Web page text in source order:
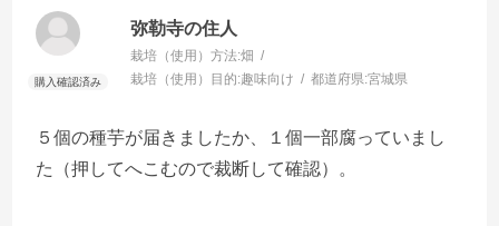
弥勒寺の住人
栽培（使用）方法:畑
栽培（使用）目的:趣味向け 都道府県:宮城県
５個の種芋が届きましたか、１個一部腐っていまし
た（押してへこむので裁断して確認）。